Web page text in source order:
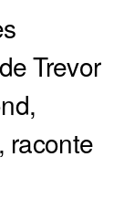
Trevor
raconte